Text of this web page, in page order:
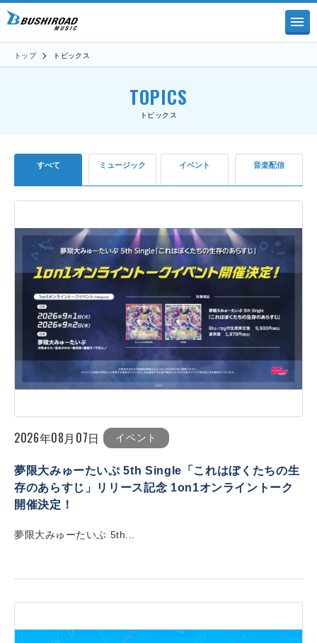
トップ トピックス
TOPICS
トピックス
すべて ミュージック イベント 音楽配信
2026年08月07日 イベント
夢限大みゅーたいぷ 5th Single「これはぼくたちの生
存のあらすじ」リリース記念 1on1オンライントーク
開催決定！
夢限大みゅーたいぷ 5th...